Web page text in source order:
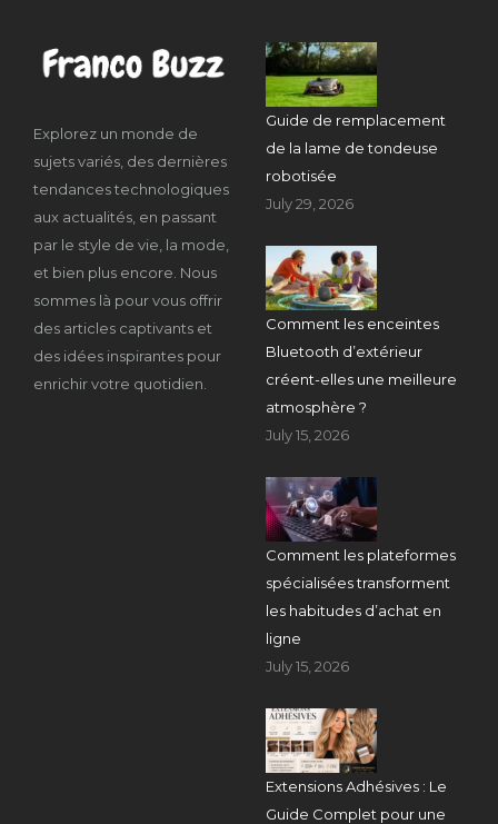
Explorez un monde de
sujets variés, des dernières
tendances technologiques
aux actualités, en passant
par le style de vie, la mode,
et bien plus encore. Nous
sommes là pour vous offrir
des articles captivants et
des idées inspirantes pour
enrichir votre quotidien.
Guide de remplacement
de la lame de tondeuse
robotisée
July 29, 2026
Comment les enceintes
Bluetooth d’extérieur
créent-elles une meilleure
atmosphère ?
July 15, 2026
Comment les plateformes
spécialisées transforment
les habitudes d’achat en
ligne
July 15, 2026
Extensions Adhésives : Le
Guide Complet pour une